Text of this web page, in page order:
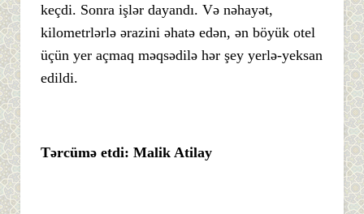
keçdi. Sonra işlər dayandı. Və nəhayət,
kilometrlərlə ərazini əhatə edən, ən böyük otel
üçün yer açmaq məqsədilə hər şey yerlə-yeksan
edildi.
Tərcümə etdi: Malik Atilay